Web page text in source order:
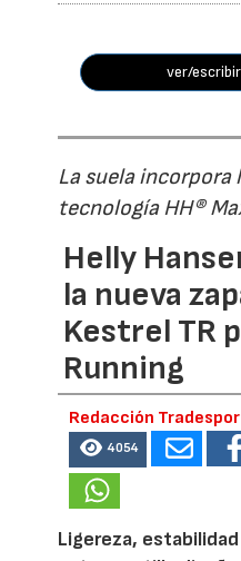
ver/
La suela incorpora
tecnología HH®
Helly
la nueva
Kestrel TR
Running
Redacción
4054
Ligereza,